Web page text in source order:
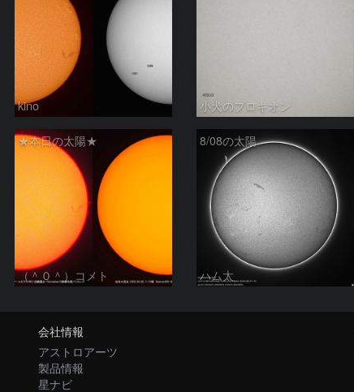
kino 小犬のプロキオン
★本日の太陽★
（＾０＾）コメト
8/08の太陽
ハム太
会社情報
アストロアーツ
製品情報
星ナビ